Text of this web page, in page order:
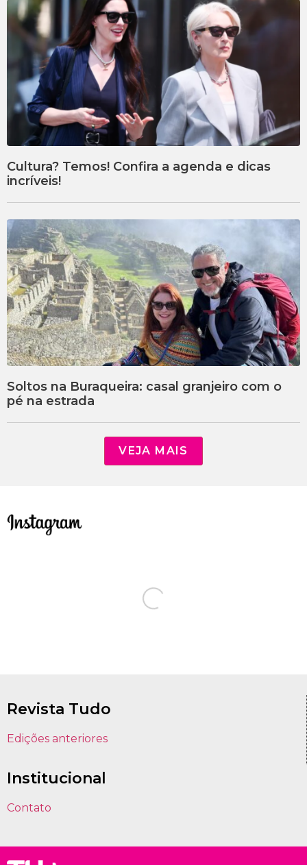
Cultura? Temos! Confira a agenda e dicas
incríveis!
Soltos na Buraqueira: casal granjeiro com o
pé na estrada
VEJA MAIS
Revista Tudo
Edições anteriores
Institucional
Contato